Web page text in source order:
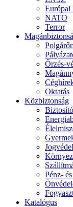
Európai
NATO
Terror
Őrzés-
Oktatás
Közbiztonság
Pénz-
Katalógus